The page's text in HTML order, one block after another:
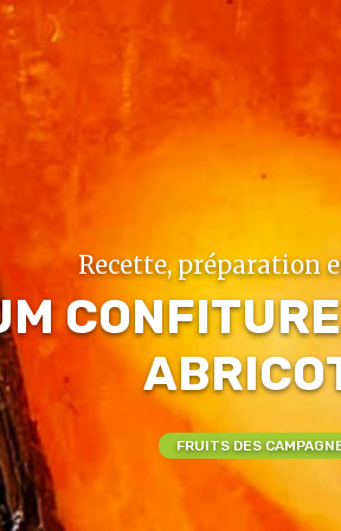
Recette, préparation
FRUITS DES